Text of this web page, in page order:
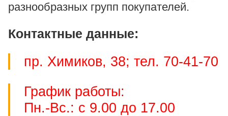
разнообразных групп покупателей.
Контактные данные:
пр. Химиков, 38; тел. 70-41-70
График работы:
Пн.-Вс.: с 9.00 до 17.00